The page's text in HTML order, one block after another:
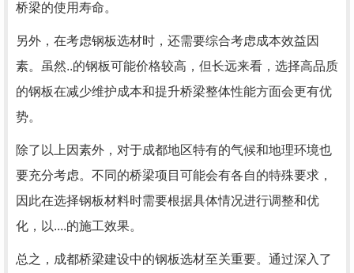
桥梁的使用寿命。
另外，在考虑钢板选材时，还需要综合考虑成本效益因
素。虽然..的钢板可能价格较高，但长远来看，选择高品质
的钢板在减少维护成本和提升桥梁整体性能方面会更有优
势。
除了以上因素外，对于成都地区特有的气候和地理环境也
要充分考虑。不同的桥梁项目可能会有各自的特殊要求，
因此在选择钢板材料时需要根据具体情况进行调整和优
化，以....的施工效果。
总之，成都桥梁建设中的钢板选材至关重要。通过深入了